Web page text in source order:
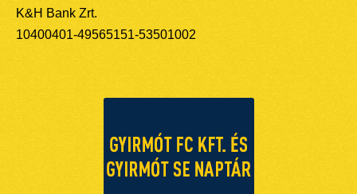
K&H Bank Zrt.
10400401-49565151-53501002